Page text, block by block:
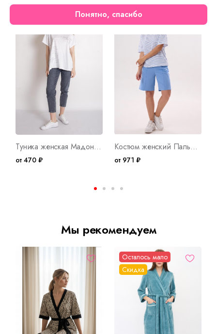
Туника женская Мадонна Б Арт. 8218
от 470 ₽
Осталось мало
Новинка
Костюм женский Пальмира Г Арт. 10734
от 971 ₽
Мы рекомендуем
Осталось мало
Скидка
Понятно, спасибо